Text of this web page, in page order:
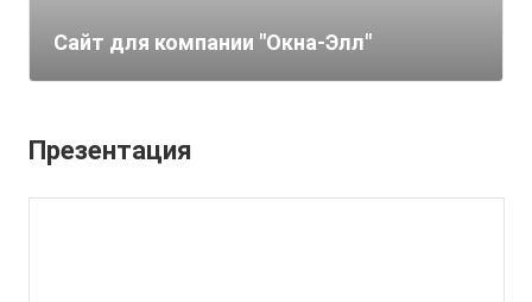
Cайт для компании "Окна-Элл"
Презентация